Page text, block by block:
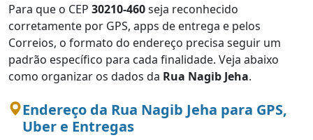
Para que o CEP 30210-460seja reconhecido
corretamente por GPS, apps de entrega e pelos
Correios, o formato do endereço precisa seguir um
padrão específico para cada finalidade. Veja abaixo
como organizar os dados da Rua Nagib Jeha.
Endereço da Rua Nagib Jeha para GPS,
Uber e Entregas